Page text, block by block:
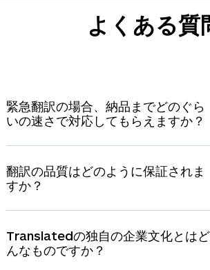
ユーザーエクスペリエンスを向
旅行代理店と顧客間の円滑なコ
商品一覧、お客様によるクチコ
略の調整
迅速かつ正確な翻訳により顧客
を向上
よくある質
緊急翻訳の場合、納品までどのぐら
いの速さで対応してもらえますか？
ク、さらにお客様のプロジェクトに最適
選ぶ最先端技術であるT‑Rank™の力に
します。当社ではPDFやウェブサイト、
ど、さまざまな文書に対応可能です。
翻訳の品質はどのように保証されま
すか？
の翻訳者を支援しています。万が一ご満
合は、無料で翻訳全体の見直しを行い
Translatedの独自の企業文化とはど
んなものですか？